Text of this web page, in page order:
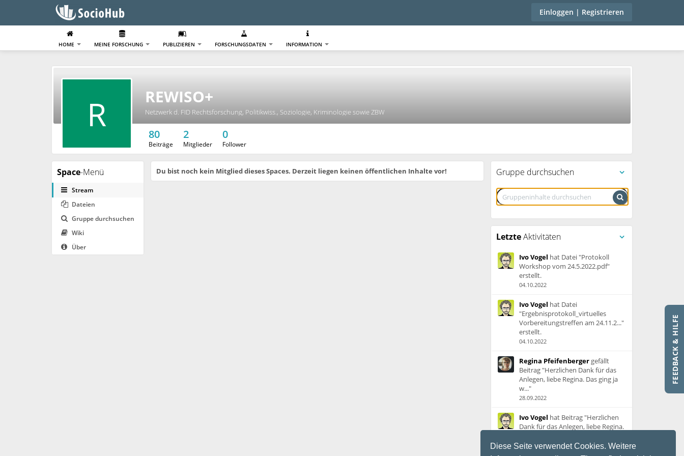
Diese Seite verwendet Cookies. Weitere
FEEDBACK & HILFE
Einloggen | Registrieren
HOME MEINE FORSCHUNG PUBLIZIEREN FORSCHUNGSDATEN INFORMATION
REWISO+
Netzwerk d. FID Rechtsforschung, Politikwiss., Soziologie, Kriminologie sowie ZBW
R 80
Beiträge
2
Mitglieder
0
Follower
Space-Menü
Stream
Dateien
Gruppe durchsuchen
Wiki
Über
Du bist noch kein Mitglied dieses Spaces. Derzeit liegen keinen öffentlichen Inhalte vor! Gruppe durchsuchen
LetzteAktivitäten
Ivo Vogel hat Datei "Protokoll
Workshop vom 24.5.2022.pdf"
erstellt.
04.10.2022
Ivo Vogel hat Datei
"Ergebnisprotokoll_virtuelles
Vorbereitungstreffen am 24.11.2..."
erstellt.
04.10.2022
Regina Pfeifenbergergefällt
Beitrag "Herzlichen Dank für das
Anlegen, liebe Regina. Das ging ja
w..."
28.09.2022
Ivo Vogel hat Beitrag "Herzlichen
Dank für das Anlegen, liebe Regina.
28.09.2022